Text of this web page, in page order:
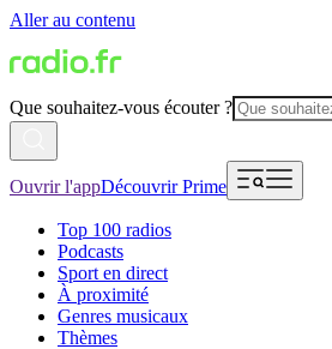
Aller au contenu
Que souhaitez-vous écouter ?
Ouvrir l'appDécouvrir Prime
Top 100 radios
Podcasts
Sport en direct
À proximité
Genres musicaux
Thèmes